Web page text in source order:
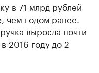
в 71 млрд рублей
чем годом ранее.
выросла почти
2016 году до 2